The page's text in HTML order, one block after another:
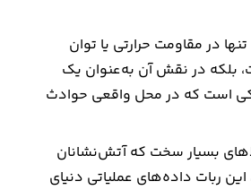
در مقاومت حرارتی یا توان
بلکه در نقش آن به‌عنوان یک
است که در محل واقعی حوادث
بسیار سخت که آتش‌نشانان
ربات داده‌های عملیاتی دنیای